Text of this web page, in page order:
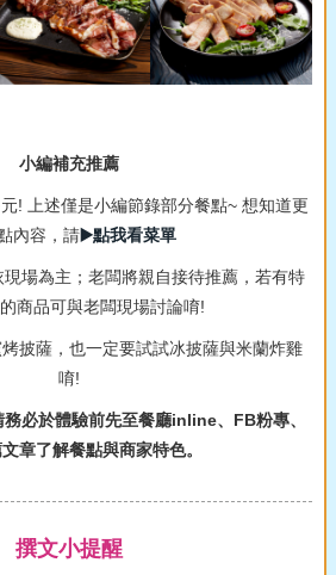
小編補充推薦
! 上述僅是小編節錄部分餐點~ 想知道更
內容，請▶️點我看菜單
場為主；老闆將親自接待推薦，若有特
商品可與老闆現場討論唷!
披薩，也一定要試試冰披薩與米蘭炸雞
唷!
必於體驗前先至餐廳inline、FB粉專、
章了解餐點與商家特色。
撰文小提醒